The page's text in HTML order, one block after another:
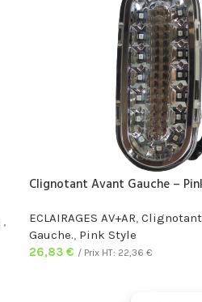
,
Clignotant Avant Gauche –
ECLAIRAGES AV+AR,
Gauche., Pink Style
26,83 € / Prix HT: 22,36 €